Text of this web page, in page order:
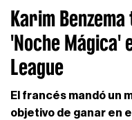
Karim
'Noche Mágica'
League
El francés mandó un
objetivo de ganar en